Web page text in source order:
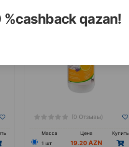
qazan!
(0 Отзывы)
Масса Цена
Купить
1 шт
19.20